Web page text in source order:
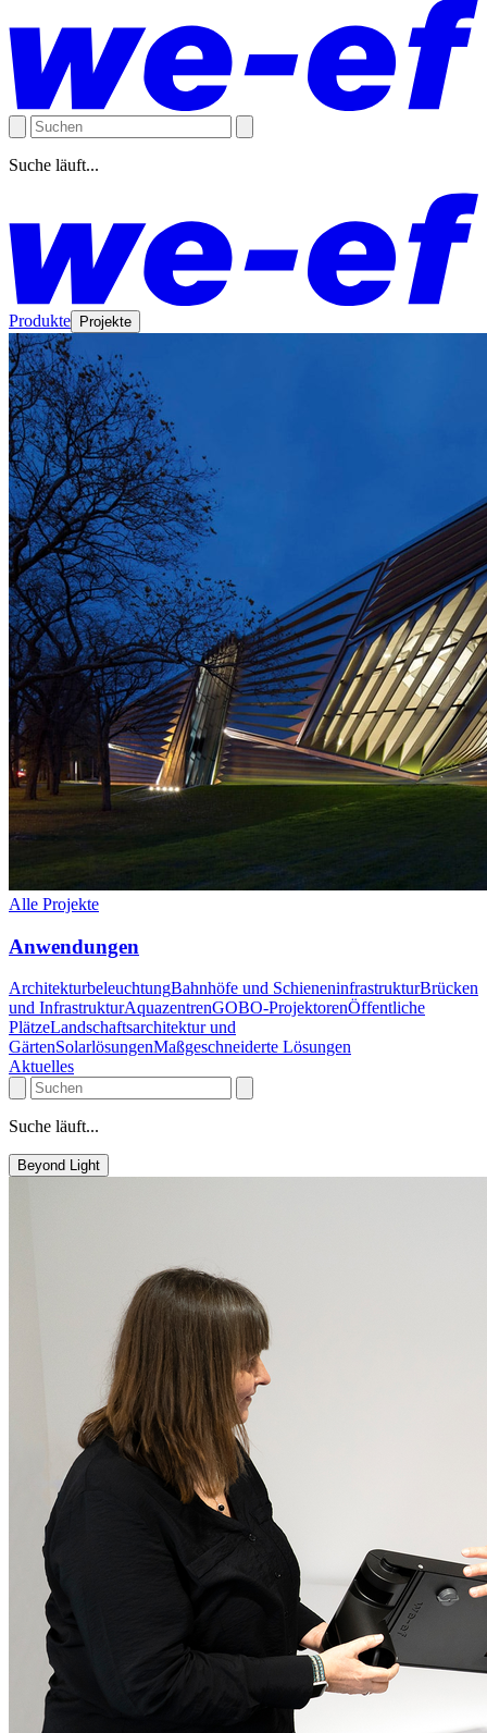
Suche läuft...
Produkte Projekte
Alle Projekte
Anwendungen
ArchitekturbeleuchtungBahnhöfe und SchieneninfrastrukturBrücken
und InfrastrukturAquazentrenGOBO-ProjektorenÖffentliche
PlätzeLandschaftsarchitektur und
GärtenSolarlösungenMaßgeschneiderte Lösungen
Aktuelles
Suche läuft...
Beyond Light